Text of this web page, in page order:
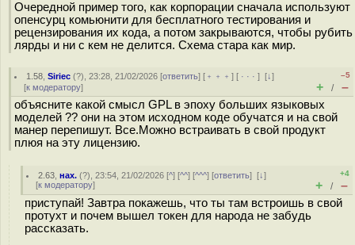
Очередной пример того, как корпорации сначала используют
опенсурц комьюнити для бесплатного тестирования и
рецензирования их кода, а потом закрываются, чтобы рубить
лярды и ни с кем не делится. Схема стара как мир.
1.58 ,Siriec (?), 23:28, 21/02/2026 [ответить] [ ﹢﹢﹢] [ · · ·][↓]
[к модератору]
–5
+ / –
объясните какой смысл GPL в эпоху больших языковых
моделей ?? они на этом исходном коде обучатся и на свой
манер перепишут. Все.Можно встраивать в свой продукт
плюя на эту лицензию.
2.63 ,нах. (?), 23:54, 21/02/2026 [^] [^^] [^^^] [ответить][↓]
[к модератору]
+4
+ / –
приступай! Завтра покажешь, что ты там встроишь в свой
протухт и почем вышел токен для народа не забудь
рассказать.